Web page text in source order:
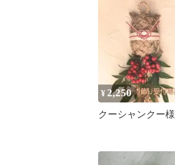
¥2,250
クーシャンクー様